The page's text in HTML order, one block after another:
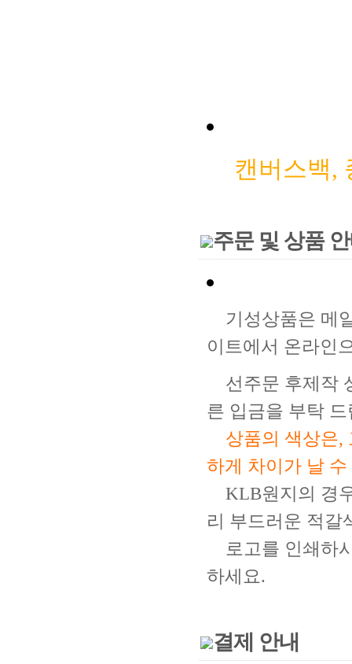
캔버스백,
주문 및 상품
기성상품은 메
이트에서 온라인
선주문 후제작
른 입금을 부탁
상품의 색상은,
하게 차이가 날
KLB원지의 경
리 부드러운 적갈
로고를 인쇄하
하세요.
결제 안내